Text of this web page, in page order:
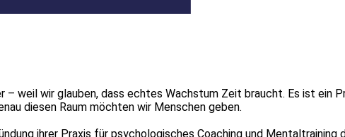
weil wir glauben, dass echtes Wachstum Zeit braucht. Es ist ein
diesen Raum möchten wir Menschen geben.
ihrer Praxis für psychologisches Coaching und Mentaltraining